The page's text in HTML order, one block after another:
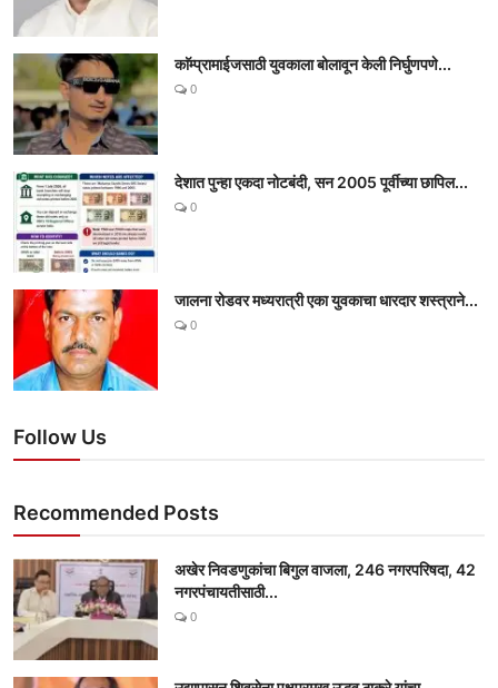
काॅम्प्रामाईजसाठी युवकाला बोलावून केली निर्घुणपणे...
0
देशात पुन्हा एकदा नोटबंदी, सन 2005 पूर्वीच्या छापिल...
0
जालना रोडवर मध्यरात्री एका युवकाचा धारदार शस्त्राने...
0
Follow Us
Recommended Posts
अखेर निवडणुकांचा बिगुल वाजला, 246 नगरपरिषदा, 42
नगरपंचायतीसाठी...
0